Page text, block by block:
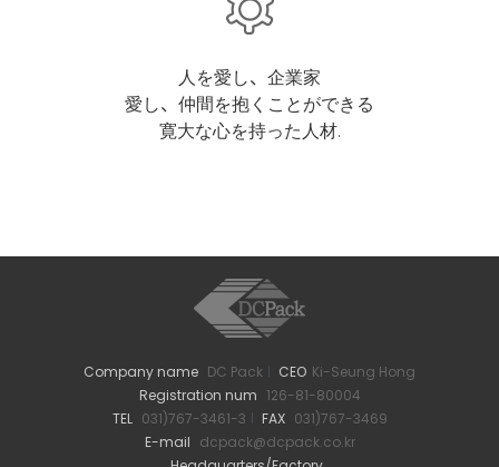
人を愛し、企業家
愛し、仲間を抱くことができる
寛大な心を持った人材.
Company name DC Pack CEO Ki-Seung Hong
Registration num 126-81-80004
TEL 031)767-3461-3 FAX 031)767-3469
E-mail dcpack@dcpack.co.kr